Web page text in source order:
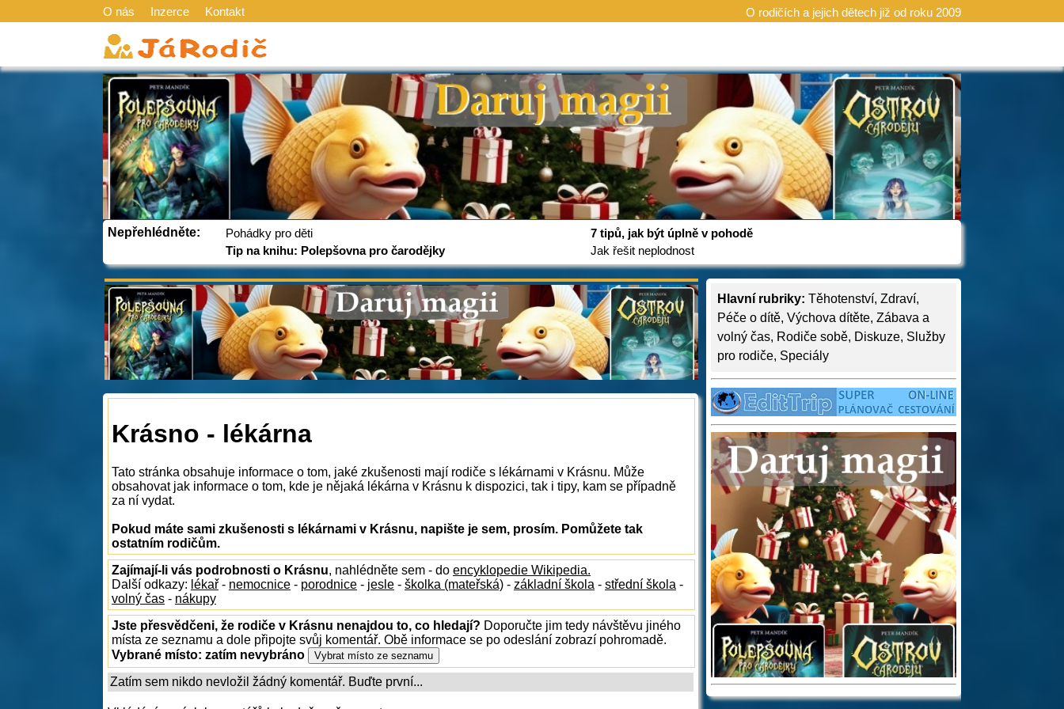
O nás Inzerce Kontakt O rodičích a jejich dětech již od roku 2009
Nepřehlédněte:
Pohádky pro děti
Tip na knihu: Polepšovna pro čarodějky
7 tipů, jak být úplně v pohodě
Jak řešit neplodnost
Hlavní rubriky: Těhotenství, Zdraví,
Péče o dítě, Výchova dítěte, Zábava a
volný čas, Rodiče sobě, Diskuze, Služby
pro rodiče, Speciály
Krásno - lékárna
Tato stránka obsahuje informace o tom, jaké zkušenosti mají rodiče s lékárnami v Krásnu. Může
obsahovat jak informace o tom, kde je nějaká lékárna v Krásnu k dispozici, tak i tipy, kam se případně
za ní vydat.
Pokud máte sami zkušenosti s lékárnami v Krásnu, napište je sem, prosím. Pomůžete tak
ostatním rodičům.
Zajímají-li vás podrobnosti o Krásnu, nahlédněte sem - do encyklopedie Wikipedia.
Další odkazy: lékař - nemocnice - porodnice - jesle - školka (mateřská) - základní škola - střední škola -
volný čas - nákupy
Jste přesvědčeni, že rodiče v Krásnu nenajdou to, co hledají? Doporučte jim tedy návštěvu jiného
místa ze seznamu a dole připojte svůj komentář. Obě informace se po odeslání zobrazí pohromadě.
Vybrané místo: zatím nevybráno
Zatím sem nikdo nevložil žádný komentář. Buďte první...